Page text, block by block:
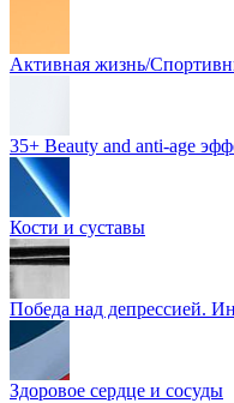
Активная жизнь/
35+ Beauty and anti-age
Кости и суставы
Победа над депрессией.
Здоровое сердце и сосуды